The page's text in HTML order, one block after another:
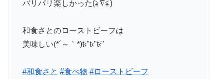
バリバリ楽しかった(≧∇≦)
和食さとのローストビーフは
美味しい(*´～｀*)ŧ‹"ŧ‹"ŧ‹"
#和食さと #食べ物 #ローストビーフ